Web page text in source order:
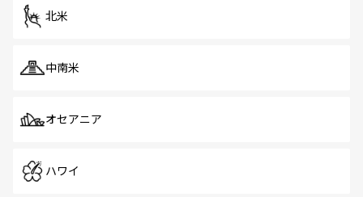
北米
中南米
オセアニア
ハワイ